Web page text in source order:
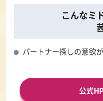
こんなミ
パートナー探しの意欲が
公式